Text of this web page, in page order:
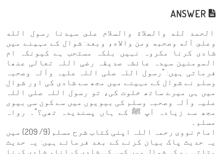
الحمد لله والصلاة والسلام على سيدنا رسول الله
وعلى آله وصحبه ومن والاه، وبعد: شوال کے مہینے میں
شادی کرنا مکروہ نہیں بلکہ مستحب ہے کیونکہ ام
المومنین سیدہ عائشہ صدیقہ رضی اللہ تعالی عنھا
فرماتی ہیں: "رسول اللہ صلی اللہ علیہ وآلہ وصحبہ
وسلم نے شوال کے مہینے میں مجھ سے شادی کی اور شوال
میں ہی میرے ساتھ خلوت کی، تو رسول اللہ صلی اللہ
علیہ وآلہ وصحبہ وسلم کی بیویوں میں سے کون سی بیوی
مجھ سے زیادہ آپ ﷺ کے ہاں پسندیدہ تھی؟"۔ رواہ
مسلم۔
امام نووی رحمہ اللہ اپنی کتاب شرح مسلم (9/ 209) میں
یہ حدیث پاک بیان کرنے کے بعد فرماتے ہیں: یہ حدیث
بتاتی ہے کہ شوال میں کسی کی شادی کرانا، شادی کرنا